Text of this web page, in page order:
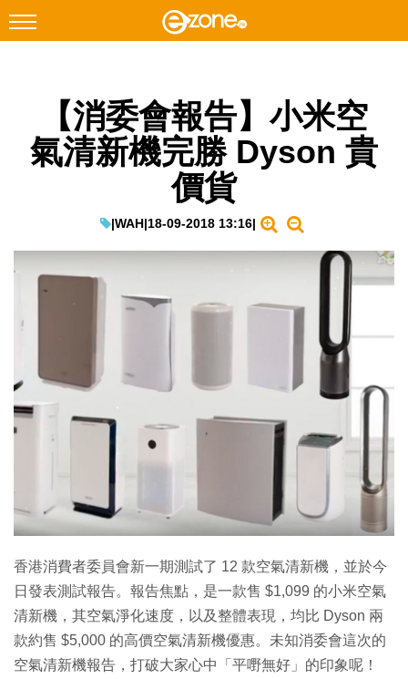
Facebook Instagram
科技焦點
教學評測
EduTech
IT Times
Enterprise Digital Transformation
特集
【消委會報告】小米空
氣清新機完勝 Dyson 貴
價貨
|WAH|18-09-2018 13:16|
香港消費者委員會新一期測試了 12 款空氣清新機，並於今
日發表測試報告。報告焦點，是一款售 $1,099 的小米空氣
清新機，其空氣淨化速度，以及整體表現，均比 Dyson 兩
款約售 $5,000 的高價空氣清新機優惠。未知消委會這次的
空氣清新機報告，打破大家心中「平嘢無好」的印象呢！